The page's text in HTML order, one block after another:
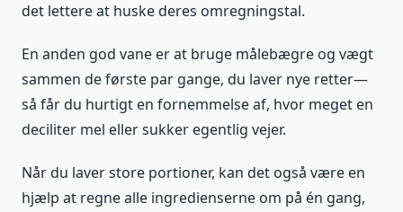
det lettere at huske deres omregningstal.
En anden god vane er at bruge målebægre og vægt
sammen de første par gange, du laver nye retter—
så får du hurtigt en fornemmelse af, hvor meget en
deciliter mel eller sukker egentlig vejer.
Når du laver store portioner, kan det også være en
hjælp at regne alle ingredienserne om på én gang,